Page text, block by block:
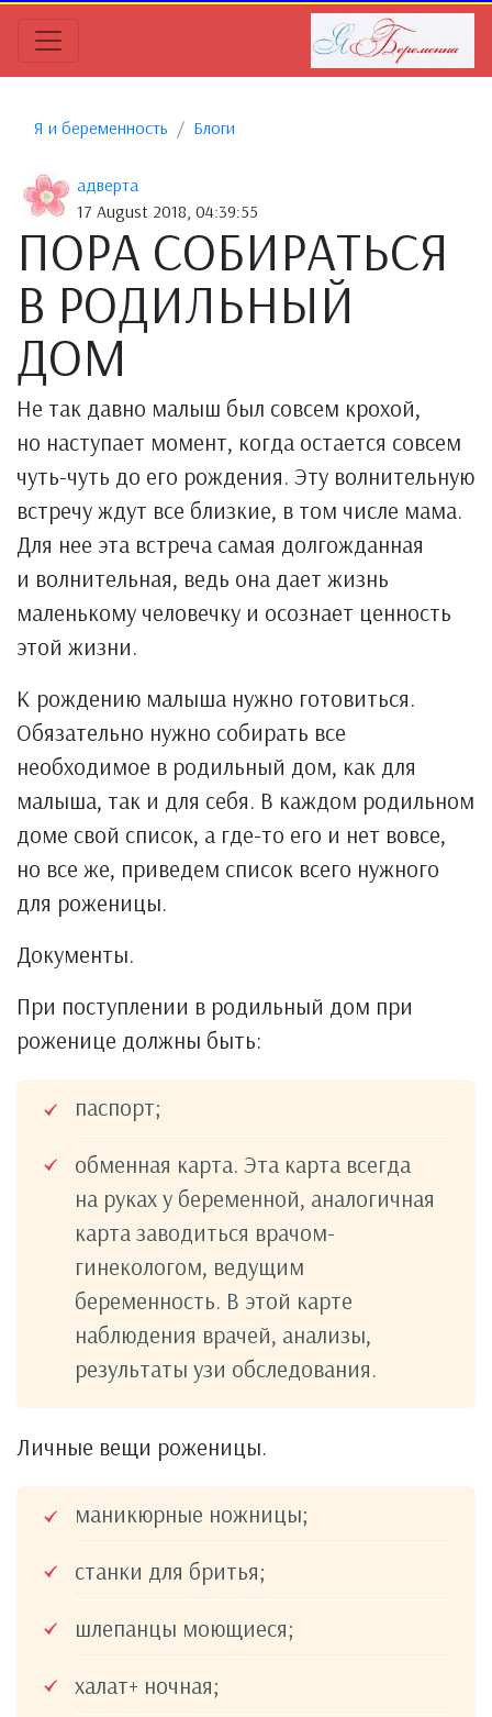
Я и беременность Блоги
адверта
17 August 2018, 04:39:55
ПОРА СОБИРАТЬСЯ
В РОДИЛЬНЫЙ
ДОМ
Не так давно малыш был совсем крохой,
но наступает момент, когда остается совсем
чуть-чуть до его рождения. Эту волнительную
встречу ждут все близкие, в том числе мама.
Для нее эта встреча самая долгожданная
и волнительная, ведь она дает жизнь
маленькому человечку и осознает ценность
этой жизни.
К рождению малыша нужно готовиться.
Обязательно нужно собирать все
необходимое в родильный дом, как для
малыша, так и для себя. В каждом родильном
доме свой список, а где-то его и нет вовсе,
но все же, приведем список всего нужного
для роженицы.
Документы.
При поступлении в родильный дом при
роженице должны быть:
паспорт;
обменная карта. Эта карта всегда
на руках у беременной, аналогичная
карта заводиться врачом-
гинекологом, ведущим
беременность. В этой карте
наблюдения врачей, анализы,
результаты узи обследования.
Личные вещи роженицы.
маникюрные ножницы;
станки для бритья;
шлепанцы моющиеся;
халат+ ночная;